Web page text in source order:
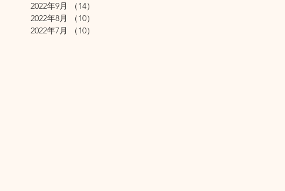
2022年9月
（14）
2022年8月
（10）
2022年7月
（10）